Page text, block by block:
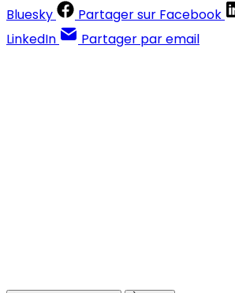
Bluesky
Partager sur Facebook
LinkedIn
Partager par email